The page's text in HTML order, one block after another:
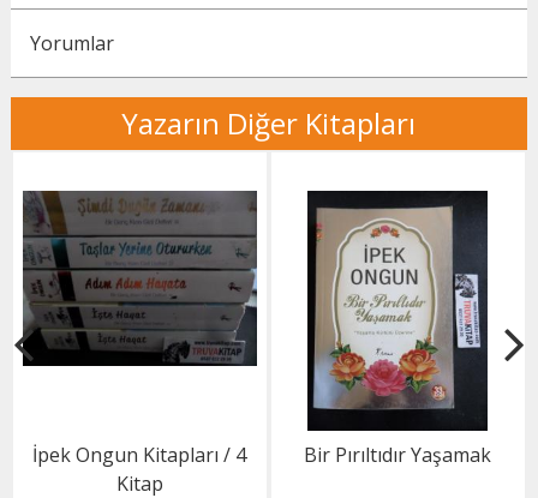
Yorumlar
Yazarın Diğer Kitapları
İpek Ongun Kitapları / 4
Kitap
Bir Pırıltıdır Yaşamak